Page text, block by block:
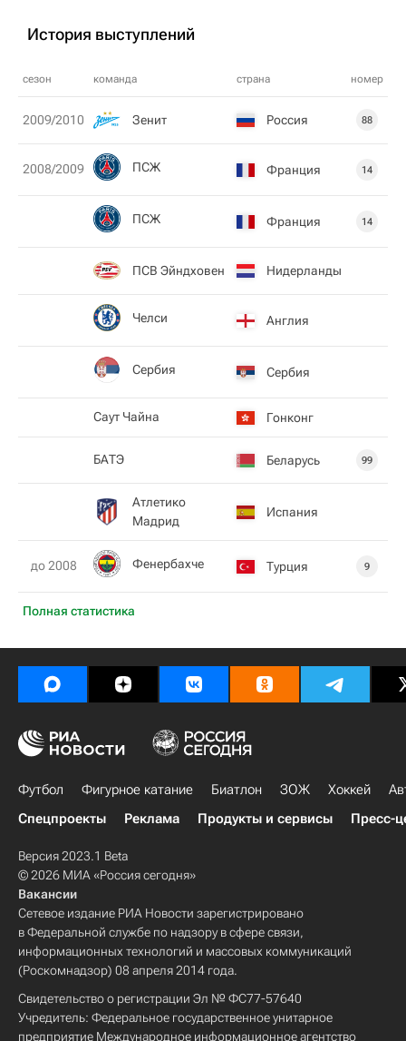
История выступлений
сезон команда страна номер
Полная статистика
2009/2010 Зенит Россия 88
2008/2009 ПСЖ Франция 14
ПСЖ Франция 14
ПСВ Эйндховен Нидерланды
Челси Англия
Сербия Сербия
Саут Чайна Гонконг
БАТЭ Беларусь 99
Атлетико
Мадрид
Испания
до 2008 Фенербахче Турция 9
Футбол Фигурное катание Биатлон ЗОЖ Хоккей
Спецпроекты
Реклама Продукты и сервисы Пресс-
Версия 2023.1 Beta
© 2026 МИА «Россия сегодня»
Вакансии
Сетевое издание РИА Новости зарегистрировано
в Федеральной службе по надзору в сфере связи,
информационных технологий и массовых коммуникаций
(Роскомнадзор) 08 апреля 2014 года.
Свидетельство о регистрации Эл № ФС77-57640
Учредитель: Федеральное государственное унитарное
предприятие Международное информационное агентство